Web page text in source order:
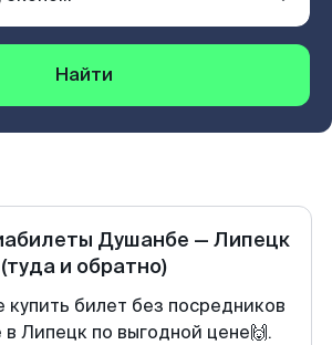
Найти
Душанбе — Липецк
(туда и обратно)
билет без посредников
Липецк по выгодной цене🙌.